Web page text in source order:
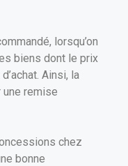
lorsqu’on
biens dont le prix
Ainsi, la
une remise
chez
bonne